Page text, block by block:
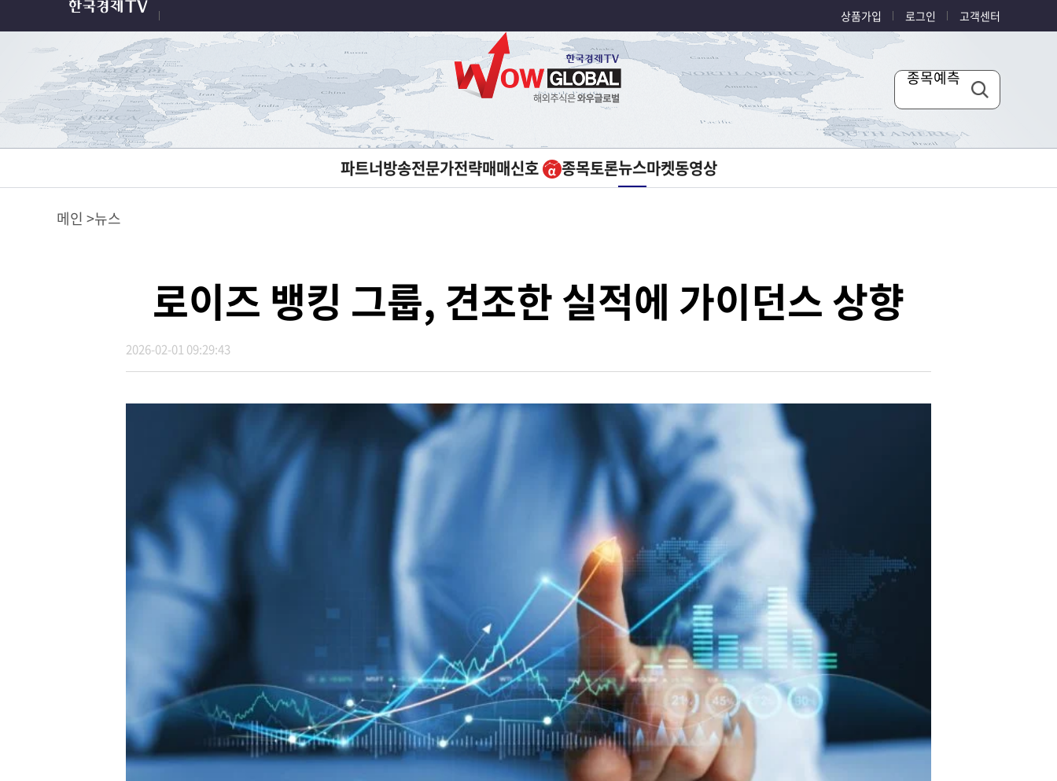
상품가입 로그인 고객센터
종목예측
파트너방송전문가전략매매신호 종목토론뉴스마켓동영상
메인 뉴스
로이즈 뱅킹 그룹, 견조한 실적에 가이던스 상향
2026-02-01 09:29:43